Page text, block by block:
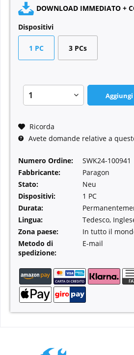
DOWNLOAD IMMEDIATO +
Dispositivi
1 PC 3 PCs
Ricorda
Avete domande relative a
Numero Ordine:
SWK24-100941
Fabbricante:
Paragon
Stato:
Neu
Dispositivi:
1 PC
Durata:
Lingua:
Tedesco,
Zona paese:
In tutto il
Metodo di
spedizione:
E-mail